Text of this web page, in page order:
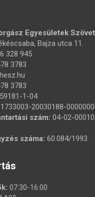
Egyesületek
Bajza utca 11.
328 945
3783
3783
1-04
20030188-
szám: 04-02-
száma: 60.084/1993.
07:30-16:00